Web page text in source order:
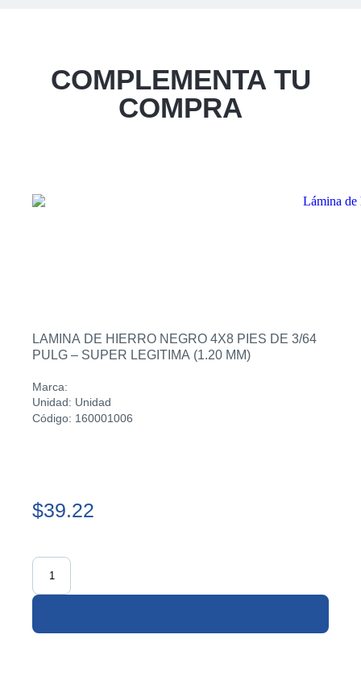
COMPLEMENTA TU
COMPRA
LAMINA DE HIERRO NEGRO 4X8 PIES DE 3/64
PULG – SUPER LEGITIMA (1.20 MM)
Marca:
Unidad: Unidad
Código: 160001006
$39.22